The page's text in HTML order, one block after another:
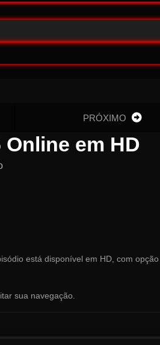
PRÓXIMO
em HD
está disponível em HD, com opção
sua navegação.